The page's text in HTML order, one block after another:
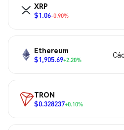
XRP
$1.06-0.90%
Ethereum
$1,905.69+2.20%
TRON
$0.328237+0.10%